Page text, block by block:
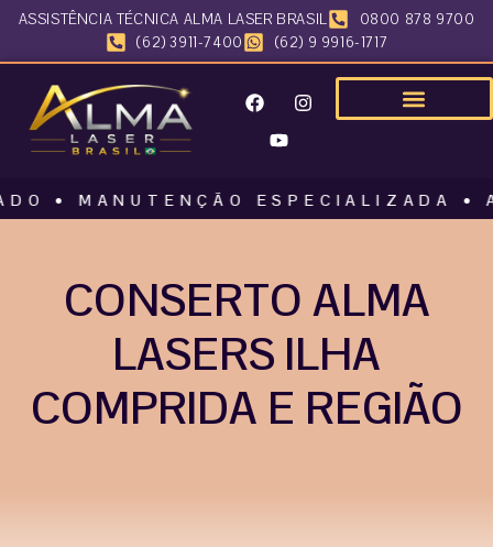
ASSISTÊNCIA TÉCNICA ALMA LASER BRASIL
0800 878 9700
(62) 3911-7400
(62) 9 9916-1717
MANUTENÇÃO ESPECIALIZADA •
CONSERTO ALMA
LASERS ILHA
COMPRIDA E REGIÃO